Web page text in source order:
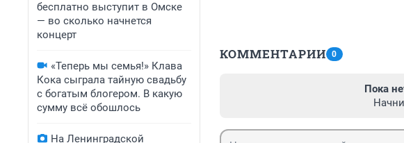
бесплатно выступит в Омске
— во сколько начнется
концерт
«Теперь мы семья!» Клава
Кока сыграла тайную свадьбу
с богатым блогером. В какую
сумму всё обошлось
На Ленинградской
КОММЕНТАРИИ 0
Пока